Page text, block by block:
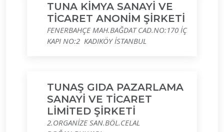
TUNA KİMYA SANAYİ VE
TİCARET ANONİM ŞİRKETİ
FENERBAHÇE MAH.BAĞDAT CAD.NO:170 İÇ
KAPI NO:2 KADIKÖY İSTANBUL
TUNAŞ GIDA PAZARLAMA
SANAYİ VE TİCARET
LİMİTED ŞİRKETİ
2.ORGANİZE SAN.BÖL.CELAL